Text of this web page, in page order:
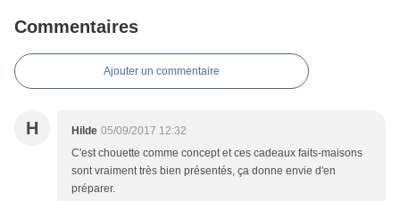
Commentaires
Ajouter un commentaire
H Hilde 05/09/2017 12:32
C'est chouette comme concept et ces cadeaux faits-maisons
sont vraiment très bien présentés, ça donne envie d'en
préparer.